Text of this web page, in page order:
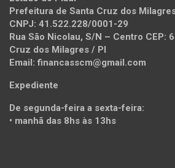
Prefeitura de Santa Cruz dos
CNPJ: 41.522.228/0001-29
Rua São Nicolau, S/N – Centro CEP:
Cruz dos Milagres / PI
Email: financasscm@gmail.com
Expediente
De segunda-feira a sexta-feira:
• manhã das 8hs às 13hs